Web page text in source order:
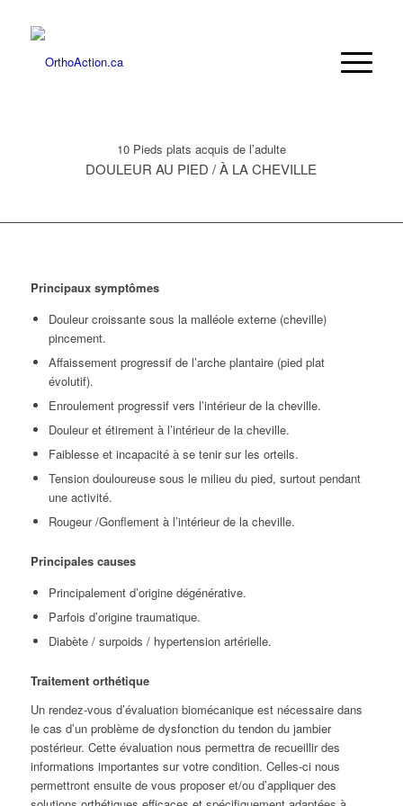
10 Pieds plats acquis de l’adulte
DOULEUR AU PIED / À LA CHEVILLE
Principaux symptômes
Douleur croissante sous la malléole externe (cheville)
pincement.
Affaissement progressif de l’arche plantaire (pied plat
évolutif).
Enroulement progressif vers l’intérieur de la cheville.
Douleur et étirement à l’intérieur de la cheville.
Faiblesse et incapacité à se tenir sur les orteils.
Tension douloureuse sous le milieu du pied, surtout pendant
une activité.
Rougeur /Gonflement à l’intérieur de la cheville.
Principales causes
Principalement d’origine dégénérative.
Parfois d’origine traumatique.
Diabète / surpoids / hypertension artérielle.
Traitement orthétique
Un rendez-vous d’évaluation biomécanique est nécessaire dans
le cas d’un problème de dysfonction du tendon du jambier
postérieur. Cette évaluation nous permettra de recueillir des
informations importantes sur votre condition. Celles-ci nous
permettront ensuite de vous proposer et/ou d’appliquer des